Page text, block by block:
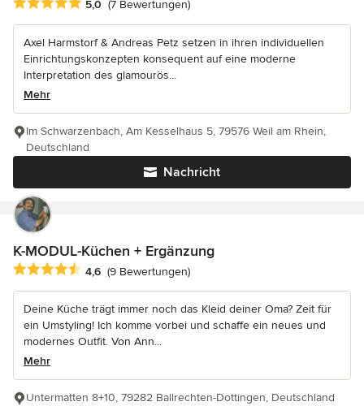
Durchschnittliche Bewertung: 5 von 5 Sternen
5,0 (7 Bewertungen)
Axel Harmstorf & Andreas Petz setzen in ihren individuellen
Einrichtungskonzepten konsequent auf eine moderne
Interpretation des glamourös...
Mehr
Nachricht
Im Schwarzenbach, Am Kesselhaus 5, 79576 Weil am Rhein,
Deutschland
K-MODUL-Küchen + Ergänzung
Durchschnittliche Bewertung: 4.6 von 5 Sternen
4,6 (9 Bewertungen)
Deine Küche trägt immer noch das Kleid deiner Oma? Zeit für
ein Umstyling! Ich komme vorbei und schaffe ein neues und
modernes Outfit. Von Ann...
Mehr
Untermatten 8+10, 79282 Ballrechten-Dottingen, Deutschland